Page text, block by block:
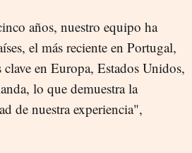
años, nuestro equipo ha
el más reciente en Portugal,
clave en Europa, Estados Unidos,
lo que demuestra la
de nuestra experiencia",